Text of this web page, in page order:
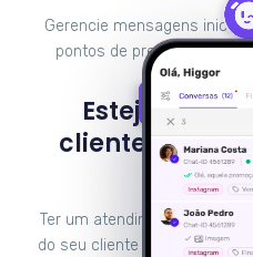
Gerencie mensagens
pontos de presença no
Esteja
clientes 24
Ter um atendimento em
do seu cliente e,